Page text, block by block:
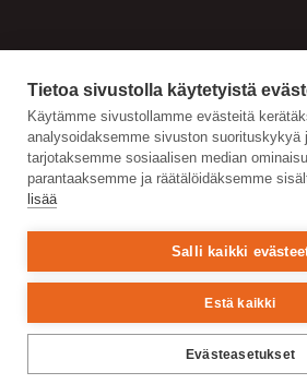
Tietoa sivustolla käytetyistä
Käytämme sivustollamme evästeitä
analysoidaksemme sivuston suorituskykyä
tarjotaksemme sosiaalisen median
parantaaksemme ja räätälöidäksemme
lisää
Salli kaikki
Estä kaikki
Evästeasetukset